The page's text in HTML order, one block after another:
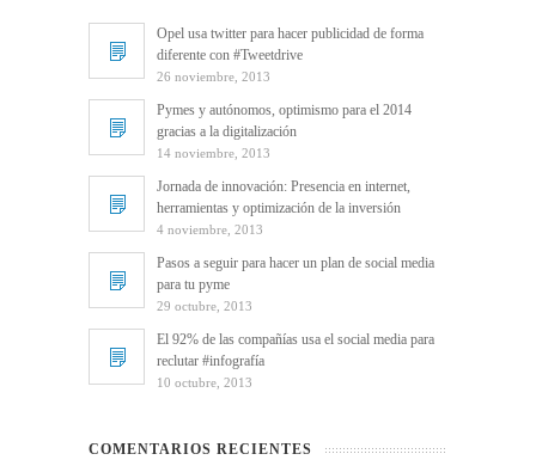
Opel usa twitter para hacer publicidad de forma
diferente con #Tweetdrive
26 noviembre, 2013
Pymes y autónomos, optimismo para el 2014
gracias a la digitalización
14 noviembre, 2013
Jornada de innovación: Presencia en internet,
herramientas y optimización de la inversión
4 noviembre, 2013
Pasos a seguir para hacer un plan de social media
para tu pyme
29 octubre, 2013
El 92% de las compañías usa el social media para
reclutar #infografía
10 octubre, 2013
COMENTARIOS RECIENTES